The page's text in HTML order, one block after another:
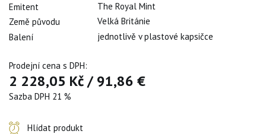
Emitent
The Royal Mint
Země původu
Velká Británie
Balení
jednotlivě v plastové kapsičce
Prodejní cena s DPH:
2 228,05 Kč/91,86 €
Sazba DPH 21 %
Hlídat produkt